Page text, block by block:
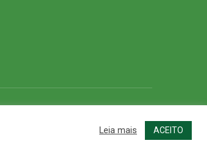
Leia mais ACEITO